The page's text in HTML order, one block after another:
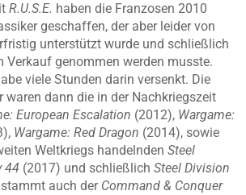
R.U.S.E. haben die Franzosen 2010
geschaffen, der aber leider von
unterstützt wurde und schließlich
Verkauf genommen werden musste.
viele Stunden darin versenkt. Die
waren dann die in der Nachkriegszeit
European Escalation (2012), Wargame:
Wargame: Red Dragon (2014), sowie
Weltkriegs handelnden Steel
44 (2017) und schließlich Steel Division
auch der Command & Conquer